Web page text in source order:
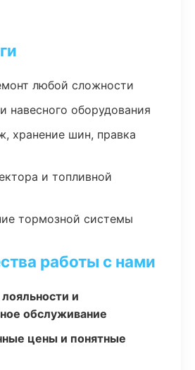
любой сложности
навесного оборудования
хранение шин, правка
и топливной
тормозной системы
работы с нами
и
обслуживание
цены и понятные